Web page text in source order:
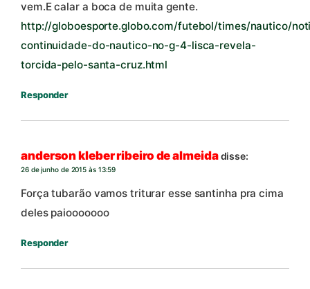
vem.E calar a boca de muita gente.
http://globoesporte.globo.com/futebol/times/nautico/
continuidade-do-nautico-no-g-4-lisca-revela-
torcida-pelo-santa-cruz.html
Responder
anderson kleber ribeiro de almeidadisse:
26 de junho de 2015 às 13:59
Força tubarão vamos triturar esse santinha pra cima
deles paiooooooo
Responder